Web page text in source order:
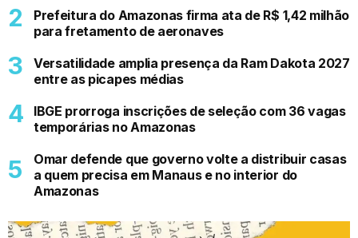
Prefeitura do Amazonas firma ata de R$ 1,42 milhão
para fretamento de aeronaves
Versatilidade amplia presença da Ram Dakota 2027
entre as picapes médias
IBGE prorroga inscrições de seleção com 36 vagas
temporárias no Amazonas
Omar defende que governo volte a distribuir casas
a quem precisa em Manaus e no interior do
Amazonas